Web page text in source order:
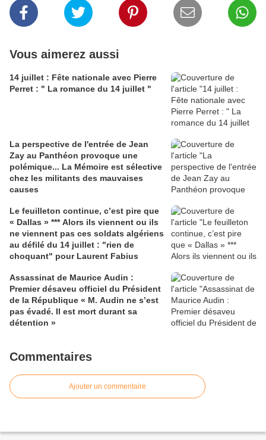
Vous aimerez aussi
14 juillet : Fête nationale avec Pierre
Perret : " La romance du 14 juillet "
La perspective de l'entrée de Jean
Zay au Panthéon provoque une
polémique... La Mémoire est sélective
chez les militants des mauvaises
causes
Le feuilleton continue, c’est pire que
« Dallas » *** Alors ils viennent ou ils
ne viennent pas ces soldats algériens
au défilé du 14 juillet : "rien de
choquant" pour Laurent Fabius
Assassinat de Maurice Audin :
Premier désaveu officiel du Président
de la République « M. Audin ne s’est
pas évadé. Il est mort durant sa
détention »
Commentaires
Ajouter un commentaire